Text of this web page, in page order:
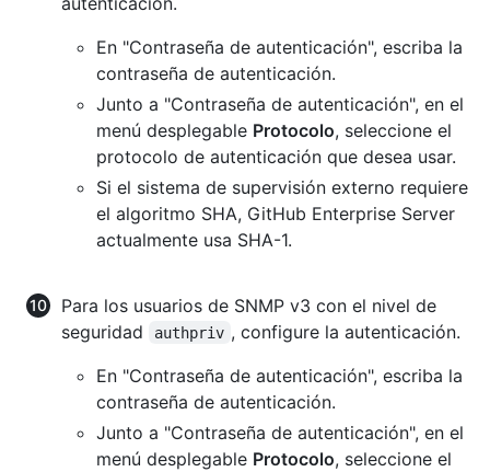
En "Contraseña de autenticación", escriba la
contraseña de autenticación.
Junto a "Contraseña de autenticación", en el
menú desplegable Protocolo, seleccione el
protocolo de autenticación que desea usar.
Si el sistema de supervisión externo requiere
el algoritmo SHA, GitHub Enterprise Server
actualmente usa SHA-1.
Para los usuarios de SNMP v3 con el nivel de
seguridad
authpriv , configure la autenticación.
En "Contraseña de autenticación", escriba la
contraseña de autenticación.
Junto a "Contraseña de autenticación", en el
menú desplegable Protocolo, seleccione el